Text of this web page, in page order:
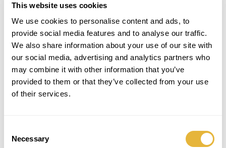
This website uses cookies
We use cookies to personalise content and ads, to
provide social media features and to analyse our traffic.
We also share information about your use of our site with
our social media, advertising and analytics partners who
may combine it with other information that you’ve
provided to them or that they’ve collected from your use
of their services.
Selection
Necessary
SUBSCREVER NEWSLETTER